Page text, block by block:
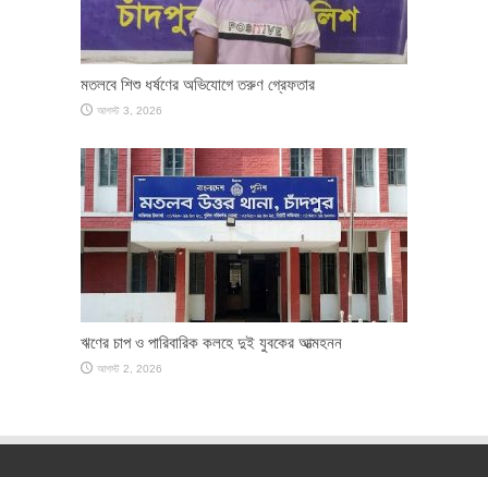
মতলবে শিশু ধর্ষণের অভিযোগে তরুণ গ্রেফতার
আগস্ট 3, 2026
ঋণের চাপ ও পারিবারিক কলহে দুই যুবকের আত্মহনন
আগস্ট 2, 2026